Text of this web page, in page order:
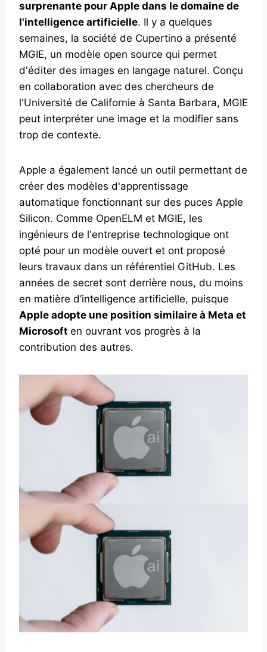
surprenante pour Apple dans le domaine de
l'intelligence artificielle. Il y a quelques
semaines, la société de Cupertino a présenté
MGIE, un modèle open source qui permet
d'éditer des images en langage naturel. Conçu
en collaboration avec des chercheurs de
l'Université de Californie à Santa Barbara, MGIE
peut interpréter une image et la modifier sans
trop de contexte.
Apple a également lancé un outil permettant de
créer des modèles d'apprentissage
automatique fonctionnant sur des puces Apple
Silicon. Comme OpenELM et MGIE, les
ingénieurs de l'entreprise technologique ont
opté pour un modèle ouvert et ont proposé
leurs travaux dans un référentiel GitHub. Les
années de secret sont derrière nous, du moins
en matière d’intelligence artificielle, puisque
Apple adopte une position similaire à Meta et
Microsoft en ouvrant vos progrès à la
contribution des autres.